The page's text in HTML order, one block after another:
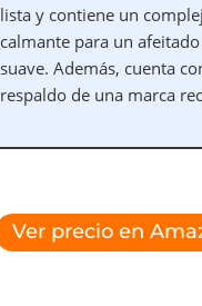
lista y contiene un
calmante para un
suave. Además, cuenta
respaldo de una marca
Ver precio en